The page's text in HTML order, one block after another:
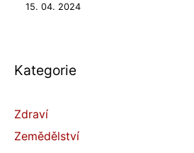
15. 04. 2024
Kategorie
Zdraví
Zemědělství